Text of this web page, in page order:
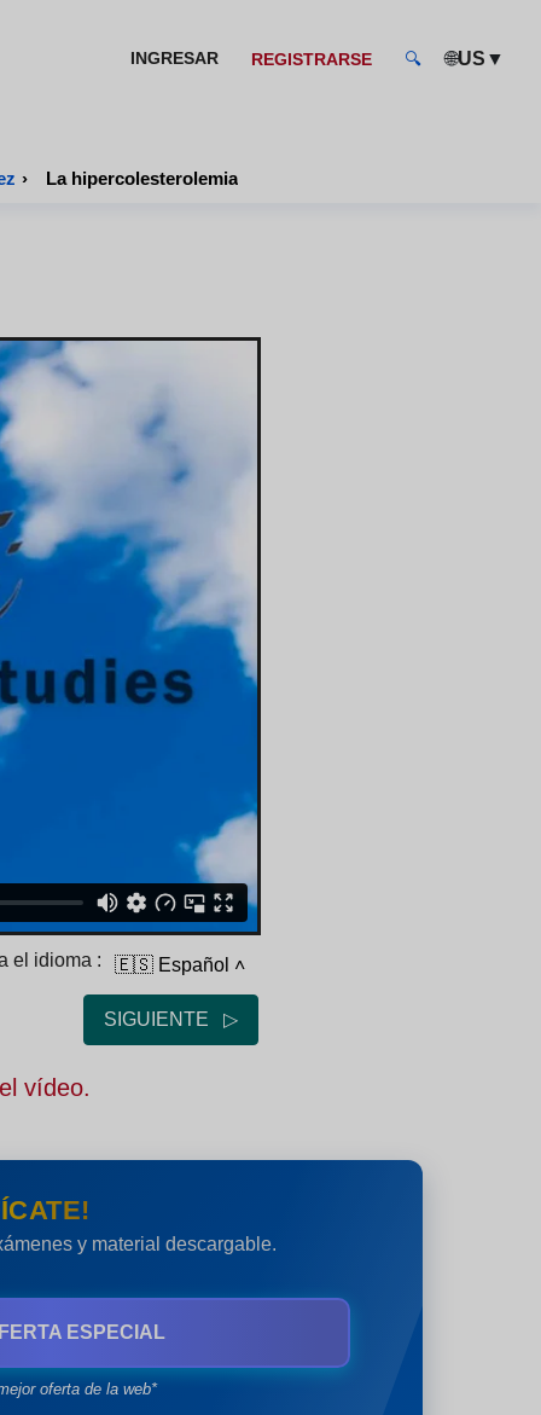
INGRESAR REGISTRARSE 🔍 🌐US ▼
› La hipercolesterolemia
el idioma : 🇪🇸 Español ˄
SIGUIENTE ▷
vídeo.
y material descargable.
ESPECIAL
oferta de la web*